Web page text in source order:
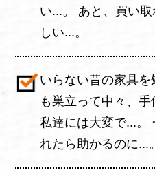
い...。 あと、買い
しい...。
いらない昔の家具
も巣立って中々、
私達には大変で...。
れたら助かるのに...。